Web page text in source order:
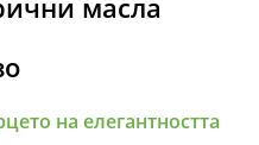
на елегантността